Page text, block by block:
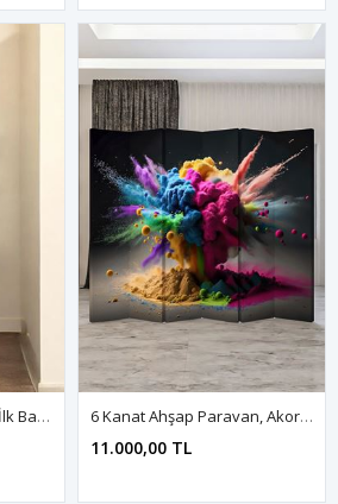
Yapay Çiçek Gold Kalın İlk Bahar Gerçek Ağaç 180 Cm Yükseklik 6 Kanat Ahşap Paravan, Akordiyon Separatör, Oda Bölme Paneli
11.000,00 TL